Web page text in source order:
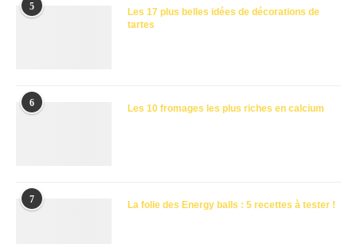
5
Les 17 plus belles idées de décorations de
tartes
6 Les 10 fromages les plus riches en calcium
7 La folie des Energy balls : 5 recettes à tester !